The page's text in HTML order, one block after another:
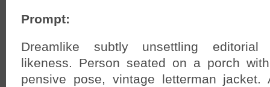
Prompt:
Dreamlike subtly unsettling editorial
likeness. Person seated on a porch
pensive pose, vintage letterman jacket.